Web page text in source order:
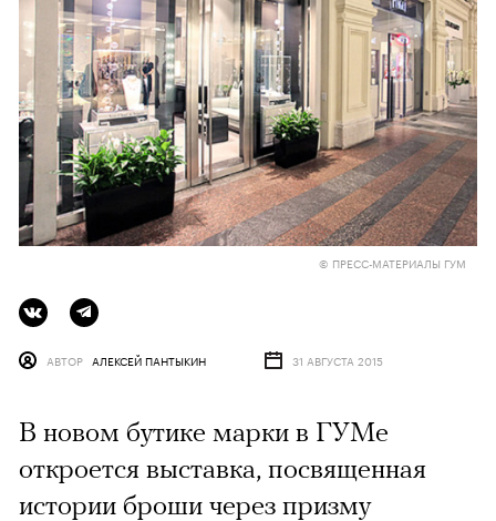
© ПРЕСС-МАТЕРИАЛЫ ГУМ
АВТОР АЛЕКСЕЙ ПАНТЫКИН 31 АВГУСТА 2015
В новом бутике марки в ГУМе
откроется выставка, посвященная
истории броши через призму